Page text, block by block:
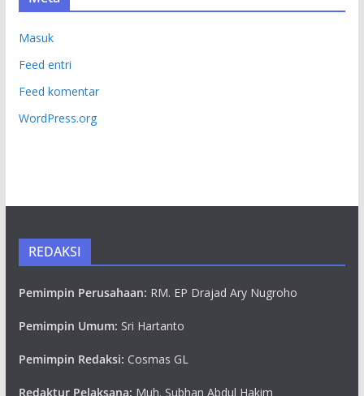
Masuk
Feed entri
Feed komentar
WordPress.org
REDAKSI
Pemimpin Perusahaan: RM. EP Drajad Ary Nugroho
Pemimpin Umum: Sri Hartanto
Pemimpin Redaksi: Cosmas GL
Redaktur Pelaksana: Muh. Subhan Abdul Hakim